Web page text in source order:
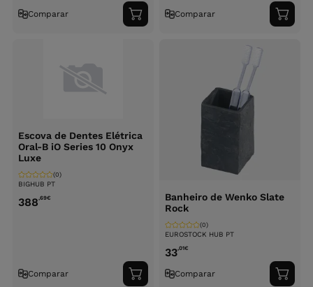
Comparar
Adicionar
ao
Comparar
ao
Escova de Dentes Elétrica
Oral-B iO Series 10 Onyx
Luxe
BIGHUB PT
(0)
388 ,69€
Comparar
Adicionar
Banheiro de Wenko Slate
Rock
EUROSTOCK HUB PT
(0)
33,01€
Comparar